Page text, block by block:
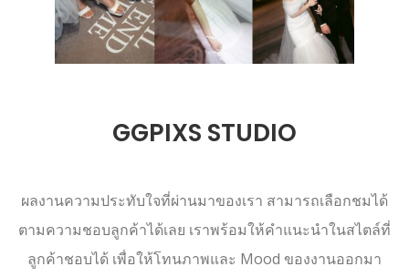
GGPIXS STUDIO
ผลงานความประทับใจที่ผ่านมาของเรา สามารถเลือกชมได้
ตามความชอบลูกค้าได้เลย เราพร้อมให้คำแนะนำในสไตล์ที่
ลูกค้าชอบได้ เพื่อให้โทนภาพและ Mood ของงานออกมา